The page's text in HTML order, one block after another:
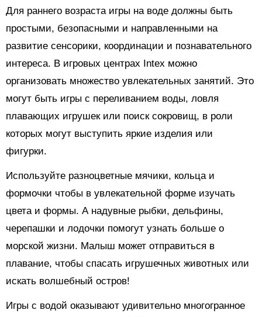
Для раннего возраста игры на воде должны быть
простыми, безопасными и направленными на
развитие сенсорики, координации и познавательного
интереса. В игровых центрах Intex можно
организовать множество увлекательных занятий. Это
могут быть игры с переливанием воды, ловля
плавающих игрушек или поиск сокровищ, в роли
которых могут выступить яркие изделия или
фигурки.
Используйте разноцветные мячики, кольца и
формочки чтобы в увлекательной форме изучать
цвета и формы. А надувные рыбки, дельфины,
черепашки и лодочки помогут узнать больше о
морской жизни. Малыш может отправиться в
плавание, чтобы спасать игрушечных животных или
искать волшебный остров!
Игры с водой оказывают удивительно многогранное